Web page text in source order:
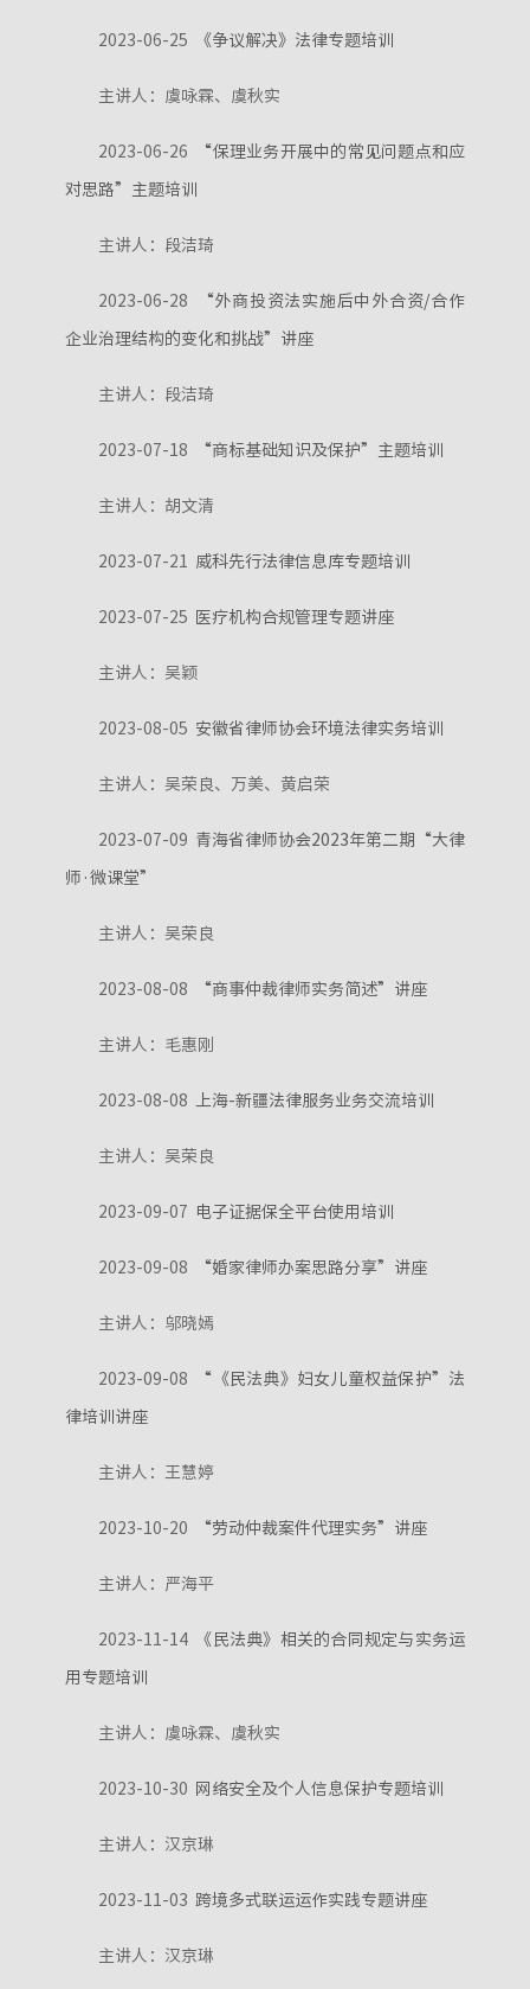
2023-06-25 《争议解决》法律专题培训
主讲人：虞咏霖、虞秋实
2023-06-26 “保理业务开展中的常见问题点和应
对思路”主题培训
主讲人：段洁琦
2023-06-28 “外商投资法实施后中外合资/合作
企业治理结构的变化和挑战”讲座
主讲人：段洁琦
2023-07-18 “商标基础知识及保护”主题培训
主讲人：胡文清
2023-07-21 威科先行法律信息库专题培训
2023-07-25 医疗机构合规管理专题讲座
主讲人：吴颖
2023-08-05 安徽省律师协会环境法律实务培训
主讲人：吴荣良、万美、黄启荣
2023-07-09 青海省律师协会2023年第二期“大律
师·微课堂”
主讲人：吴荣良
2023-08-08 “商事仲裁律师实务简述”讲座
主讲人：毛惠刚
2023-08-08 上海-新疆法律服务业务交流培训
主讲人：吴荣良
2023-09-07 电子证据保全平台使用培训
2023-09-08 “婚家律师办案思路分享”讲座
主讲人：邬晓嫣
2023-09-08 “《民法典》妇女儿童权益保护”法
律培训讲座
主讲人：王慧婷
2023-10-20 “劳动仲裁案件代理实务”讲座
主讲人：严海平
2023-11-14 《民法典》相关的合同规定与实务运
用专题培训
主讲人：虞咏霖、虞秋实
2023-10-30 网络安全及个人信息保护专题培训
主讲人：汉京琳
2023-11-03 跨境多式联运运作实践专题讲座
主讲人：汉京琳